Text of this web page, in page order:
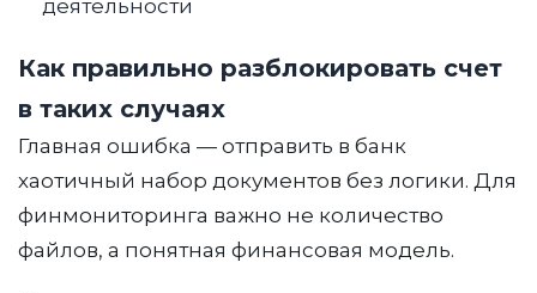
деятельности
Как правильно разблокировать счет
в таких случаях
Главная ошибка — отправить в банк
хаотичный набор документов без логики. Для
финмониторинга важно не количество
файлов, а понятная финансовая модель.